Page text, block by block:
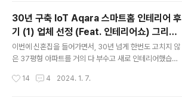
터가 보양작업을 하기 전에 이미 보양이 되어있었는데... 마
침 저희 집이 인테리어를 할 때, 바로 밑에 집도 인테리어를
하고 있었습니다. 서로 소음 심한 날도 조금씩 겹쳤었죠. 엘
레베이터 보양은 밑에 집을 인테리어 하는 업체가 이미 해
둔거였습니다. 저희는 감사하게도 그대로 이어서 사용했습
베이터도 1개 뿐이기 때문에 인테리어 공사 중 불편하실 분
30년 구축 IoT Aqara 스마트홈 인테리어 후
기 (1) 업체 선정 (Feat. 인테리어쇼) 그리드
디자인 인쇼스타일
이번에 신혼집을 들어가면서, 30년 넘게 한번도 고치지 않
은 37평형 아파트를 거의 다 부수고 새로 인테리어했습니
서, 그리고 온갖 IoT를 집 전체에 적용하면서 겪고 얻은 경
14 4 2024. 1. 7.